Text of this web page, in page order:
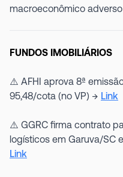
macroeconômico
FUNDOS IMOBILIÁRIOS
⚠️ AFHI aprova 8ª
95,48/cota (no VP) → Link
⚠️ GGRC firma contrato
logísticos em Garuva/SC
Link